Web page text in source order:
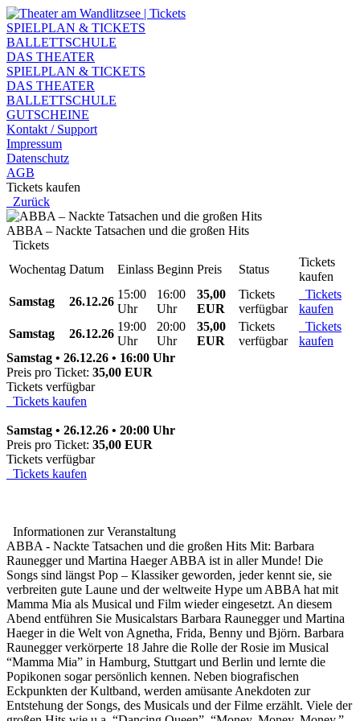
SPIELPLAN & TICKETS
BALLETTSCHULE
DAS THEATER
SPIELPLAN & TICKETS
DAS THEATER
BALLETTSCHULE
GUTSCHEINE
Kontakt / Support
Impressum
Datenschutz
AGB
Tickets kaufen
Zurück
ABBA – Nackte Tatsachen und die großen Hits
Tickets
Wochentag Datum Einlass Beginn Preis Status
Tickets
kaufen
Samstag
26.12.26
15:00
Uhr
16:00
Uhr
35,00
EUR
Tickets
verfügbar
Tickets
kaufen
Samstag
26.12.26
19:00
Uhr
20:00
Uhr
35,00
EUR
Tickets
verfügbar
Tickets
kaufen
Samstag • 26.12.26 • 16:00 Uhr
Preis pro Ticket: 35,00 EUR
Tickets verfügbar
Tickets kaufen
Samstag • 26.12.26 • 20:00 Uhr
Preis pro Ticket: 35,00 EUR
Tickets verfügbar
Tickets kaufen
Informationen zur Veranstaltung
ABBA - Nackte Tatsachen und die großen Hits Mit: Barbara
Raunegger und Martina Haeger ABBA ist in aller Munde! Die
Songs sind längst Pop – Klassiker geworden, jeder kennt sie, sie
verbreiten gute Laune und der weltweite Hype um ABBA hat mit
Mamma Mia als Musical und Film wieder eingesetzt. An diesem
Abend entführen Sie Musicalstars Barbara Raunegger und Martina
Haeger in die Welt von Agnetha, Frida, Benny und Björn. Barbara
Raunegger verkörperte 18 Jahre die Rolle der Rosie im Musical
“Mamma Mia” in Hamburg, Stuttgart und Berlin und lernte die
Popikonen sogar persönlich kennen. Neben biografischen
Eckpunkten der Kultband, werden amüsante Anekdoten zur
Entstehung der Songs, des Musicals und der Filme erzählt. Viele der